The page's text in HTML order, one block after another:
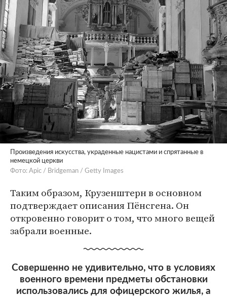
Произведения искусства, украденные нацистами и спрятанные в
немецкой церкви
Фото: Apic / Bridgeman / Getty Images
Таким образом, Крузенштерн в основном
подтверждает описания Пёнсгена. Он
откровенно говорит о том, что много вещей
забрали военные.
Совершенно не удивительно, что в условиях
военного времени предметы обстановки
использовались для офицерского жилья, а